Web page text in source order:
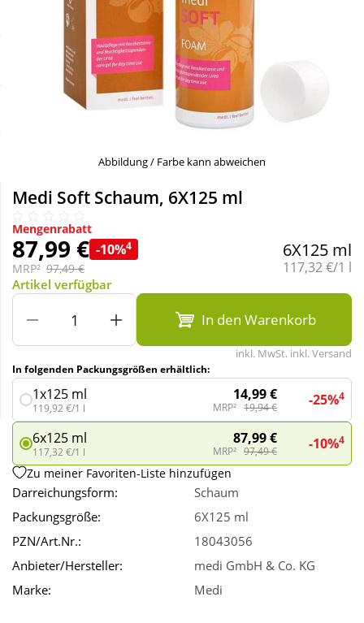
Schnäppchen
Täglich gut versorgt
Körperpflege & Kosmetik
Liebe & Erotik
Mutter & Kind
Nahrungsergänzung
Natur & Homöopathie
Sanitätshaus
Wellness
Abbildung / Farbe kann abweichen
Medi Soft Schaum, 6X125 ml
Mengenrabatt
87,99 € -10%4
MRP² 97,49 €
6X125 ml
Grundpreis:
117,32 €/1 l
Artikel verfügbar
In den Warenkorb
inkl. MwSt. inkl. Versand
In folgenden Packungsgrößen erhältlich:
1x125 ml
119,92 €/1 l
14,99 €
MRP² 19,94 € -25%4
6x125 ml
117,32 €/1 l
87,99 €
MRP² 97,49 € -10%4
Zu meiner Favoriten-Liste hinzufügen
Darreichungsform:
Schaum
Packungsgröße:
6X125 ml
PZN/Art.Nr.:
18043056
Anbieter/Hersteller:
medi GmbH & Co. KG
Marke:
Medi